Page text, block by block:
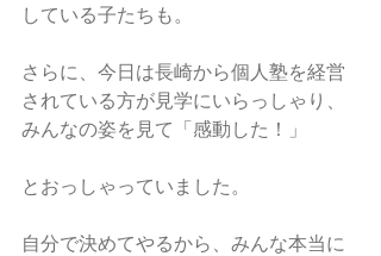
している子たちも。
さらに、今日は長崎から個人塾を経営
されている方が見学にいらっしゃり、
みんなの姿を見て「感動した！」
とおっしゃっていました。
自分で決めてやるから、みんな本当に